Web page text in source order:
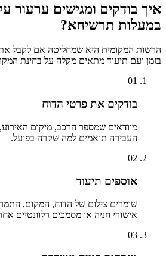
איך בודקים ומגישים ערעור
במעלות תרשיחא?
הרשות המקומית היא שמחליטה אם לקבל
בזמן ועם תיעוד מתאים מקלה על בחינת
01
בודקים את פרטי הדוח
מוודאים שמספר הרכב, מיקום
העבירה תואמים למה שקרה בפועל.
02
אוספים תיעוד
שומרים צילום של הדוח, המקום,
אישורי חניה או מסמכים רלוונטיים
03